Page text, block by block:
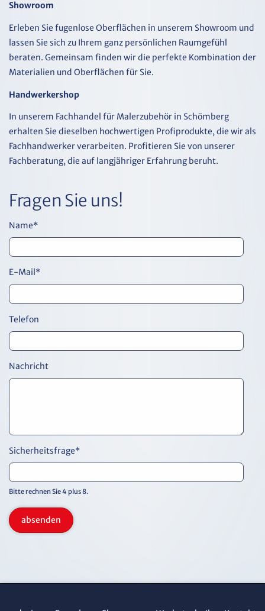
Showroom
Erleben Sie fugenlose Oberflächen in unserem Showroom und
lassen Sie sich zu Ihrem ganz persönlichen Raumgefühl
beraten. Gemeinsam finden wir die perfekte Kombination der
Materialien und Oberflächen für Sie.
Handwerkershop
In unserem Fachhandel für Malerzubehör in Schömberg
erhalten Sie dieselben hochwertigen Profiprodukte, die wir als
Fachhandwerker verarbeiten. Profitieren Sie von unserer
Fachberatung, die auf langjähriger Erfahrung beruht.
Fragen Sie uns!
Name*
E-Mail*
Telefon
Nachricht
Sicherheitsfrage*
Bitte rechnen Sie 4 plus 8.
absenden